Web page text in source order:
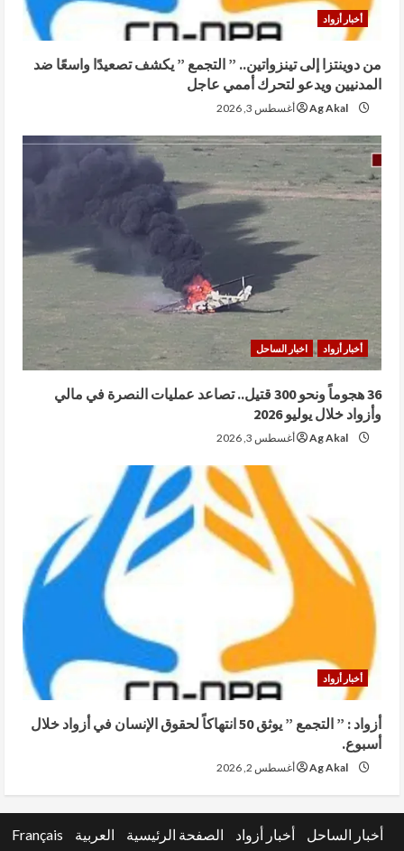
أخبار أزواد
من دوينتزا إلى تينزواتين.. ” التجمع ” يكشف تصعيدًا واسعًا ضد
المدنيين ويدعو لتحرك أممي عاجل
Ag Akal أغسطس 3, 2026
أخبار أزواد اخبار الساحل
36 هجوماً ونحو 300 قتيل.. تصاعد عمليات النصرة في مالي
وأزواد خلال يوليو 2026
Ag Akal أغسطس 3, 2026
أخبار أزواد
أزواد : ” التجمع ” يوثق 50 انتهاكاً لحقوق الإنسان في أزواد خلال
أسبوع.
Ag Akal أغسطس 2, 2026
أخبار الساحل أخبار أزواد الصفحة الرئيسية العربية
Français